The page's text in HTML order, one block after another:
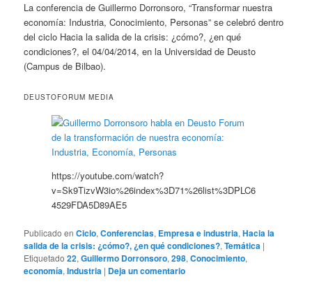
La conferencia de Guillermo Dorronsoro, “Transformar nuestra
economía: Industria, Conocimiento, Personas” se celebró dentro
del ciclo Hacia la salida de la crisis: ¿cómo?, ¿en qué
condiciones?, el 04/04/2014, en la Universidad de Deusto
(Campus de Bilbao).
DEUSTOFORUM MEDIA
https://youtube.com/watch?
v=Sk9TizvW3io%26index%3D71%26list%3DPLC6
4529FDA5D89AE5
Publicado en Ciclo,Conferencias, Empresa e industria,Hacia la
salida de la crisis: ¿cómo?, ¿en qué condiciones?,Temática |
Etiquetado 22,Guillermo Dorronsoro,298,Conocimiento,
economía,Industria | Deja un comentario